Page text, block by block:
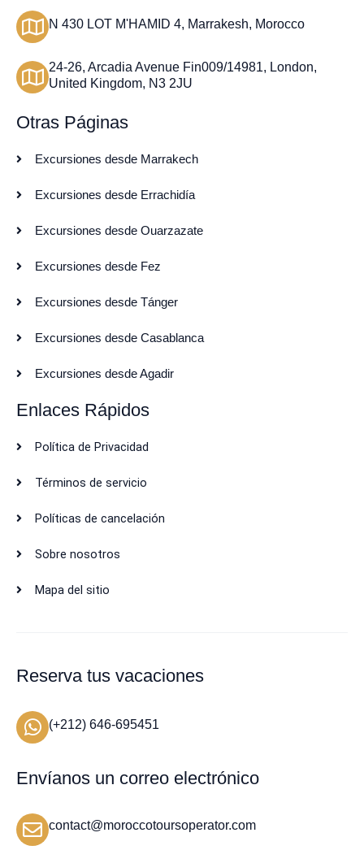
N 430 LOT M'HAMID 4, Marrakesh, Morocco
24-26, Arcadia Avenue Fin009/14981, London,
United Kingdom, N3 2JU
Otras Páginas
Excursiones desde Marrakech
Excursiones desde Errachidía
Excursiones desde Ouarzazate
Excursiones desde Fez
Excursiones desde Tánger
Excursiones desde Casablanca
Excursiones desde Agadir
Enlaces Rápidos
Política de Privacidad
Términos de servicio
Políticas de cancelación
Sobre nosotros
Mapa del sitio
Reserva tus vacaciones
(+212) 646-695451
Envíanos un correo electrónico
contact@moroccotoursoperator.com